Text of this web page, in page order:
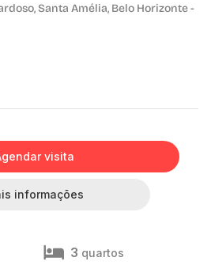
Santa Amélia, Belo Horizonte -
visita
informações
3 quartos